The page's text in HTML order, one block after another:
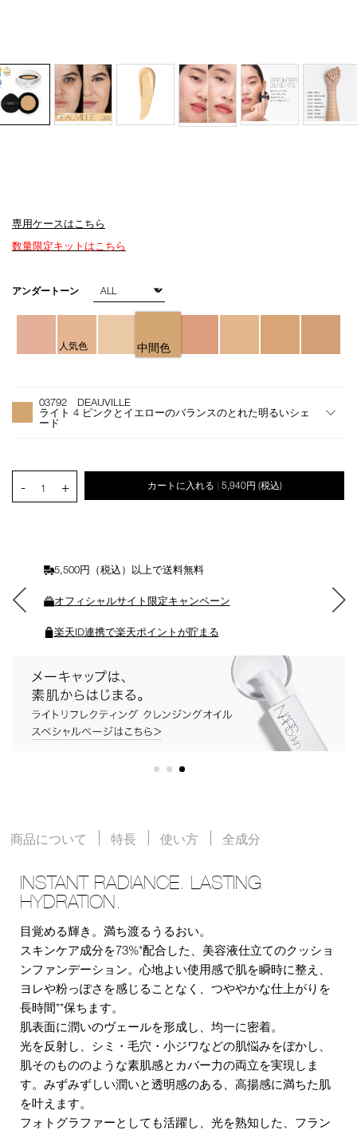
reflecting-
foundation-
03792/4535683247863.html
4535683247863
専用ケースはこちら
数量限定キットはこちら
バ
エ
ョ
アンダートーン
人気色 中間色
シ
ョ
に
03792 DEAUVILLE
ライト 4 ピンクとイエローのバランスのとれた明るいシェ
ード
- 1 + カートに入れる 5,940円 (税込)
5,500円（税込）以上で送料無料
オフィシャルサイト限定キャンペーン
楽天ID連携で楽天ポイントが貯まる
商品について 特長 使い方 全成分
INSTANT RADIANCE. LASTING
HYDRATION.
目覚める輝き。満ち渡るうるおい。
スキンケア成分を73%*配合した、美容液仕立てのクッショ
ンファンデーション。心地よい使用感で肌を瞬時に整え、
ヨレや粉っぽさを感じることなく、つややかな仕上がりを
長時間**保ちます。
肌表面に潤いのヴェールを形成し、均一に密着。
光を反射し、シミ・毛穴・小ジワなどの肌悩みをぼかし、
肌そのもののような素肌感とカバー力の両立を実現しま
す。みずみずしい潤いと透明感のある、高揚感に満ちた肌
を叶えます。
フォトグラファーとしても活躍し、光を熟知した、フラン